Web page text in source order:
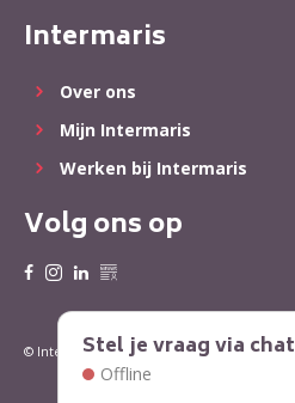
Intermaris
Over ons
Mijn Intermaris
Werken bij Intermaris
Volg ons op
© Intermaris 2022 Privacy Cookies
Stel je vraag via chat
Offline